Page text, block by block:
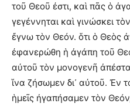
τοῦ Θεοῦ ἐστι, καὶ πᾶς ὁ
γεγέννηται καὶ γινώσκει
ἔγνω τὸν Θεόν. ὅτι ὁ Θεὸς
ἐφανερώθη ἡ ἀγάπη τοῦ
αὐτοῦ τὸν μονογενῆ
ἵνα ζήσωμεν δι᾽ αὐτοῦ. Ἐν
ἡμεῖς ἠγαπήσαμεν τὸν